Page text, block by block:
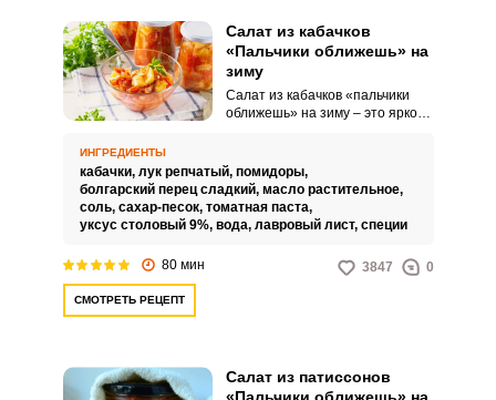
Салат из кабачков
«Пальчики оближешь» на
зиму
Салат из кабачков «пальчики
оближешь» на зиму – это яркое
домашнего стола. Такое
овощное ассорти в собственном
соку прекрасно дополнит ваши
горячие гарниры, мясные и
ИНГРЕДИЕНТЫ
кабачки, лук репчатый, помидоры,
болгарский перец сладкий, масло растительное,
соль, сахар-песок, томатная паста,
уксус столовый 9%, вода, лавровый лист, специи
80 мин 3847 0
СМОТРЕТЬ РЕЦЕПТ
Салат из патиссонов